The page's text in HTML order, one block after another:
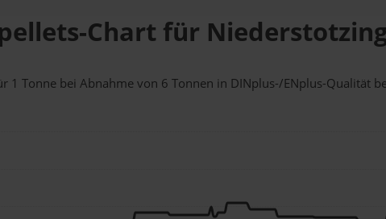
Chart für
1 Tonne bei Abnahmevon 6 Tonnen in DINplus-/ENplus-Qualität